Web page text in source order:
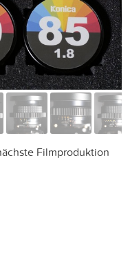
Filmproduktion